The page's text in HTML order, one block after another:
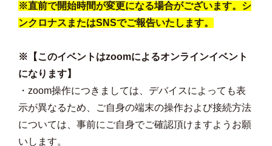
※直前で開始時間が変更になる場合がございます。シ
ンクロナスまたはSNSでご報告いたします。
※【このイベントはzoomによるオンラインイベント
になります】
・zoom操作につきましては、デバイスによっても表
示が異なるため、ご自身の端末の操作および接続方法
については、事前にご自身でご確認頂けますようお願
いします。